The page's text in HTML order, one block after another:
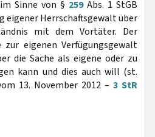
Sinne von § 259Abs. 1 StGB
eigener Herrschaftsgewalt über
mit dem Vortäter. Der
zur eigenen Verfügungsgewalt
die Sache als eigene oder zu
kann und dies auch will (st.
13. November 2012 – 3 StR